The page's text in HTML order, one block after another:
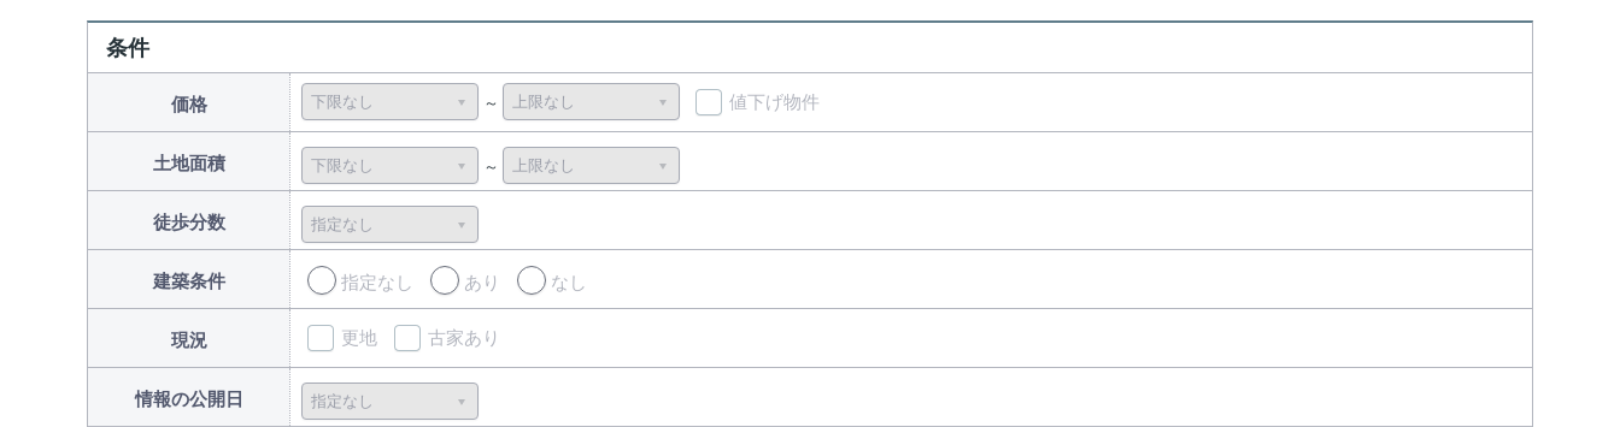
条件
価格 値下げ物件
土地面積
徒歩分数
建築条件 指定なし あり なし
現況 更地 古家あり
情報の公開日